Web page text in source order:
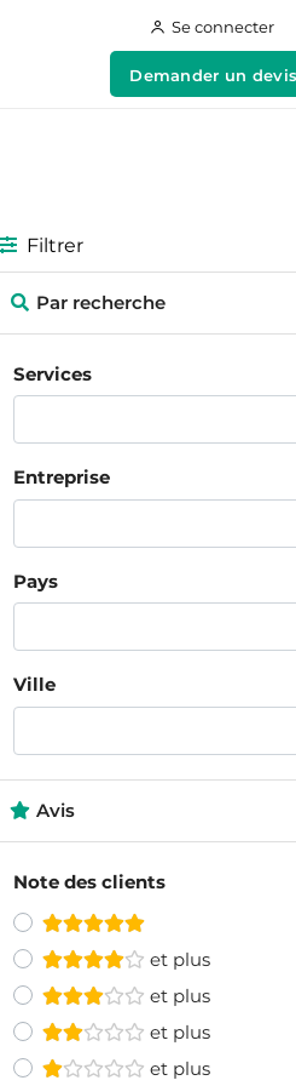
Se connecter
Demander un devis
Filtrer
Par recherche
Services
Entreprise
Pays
Ville
Avis
Note des clients
et plus
et plus
et plus
et plus